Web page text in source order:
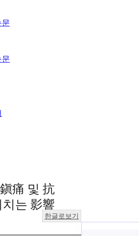
문
문
痛 및 抗
는 影響
한글로보기